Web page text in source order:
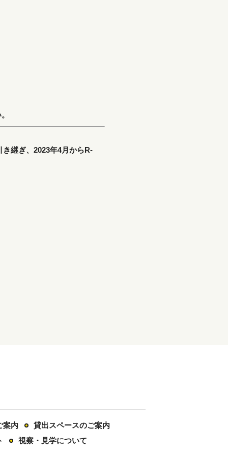
継ぎ、2023年4月からR-
案内
貸出スペースのご案内
視察・見学について